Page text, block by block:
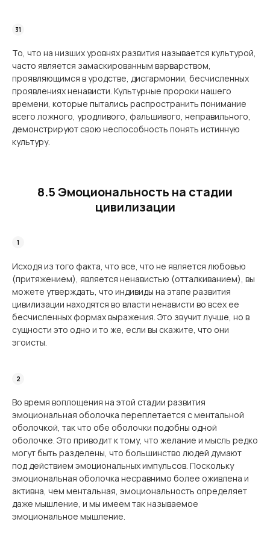
То, что на низших уровнях развития называется культурой,
часто является замаскированным варварством,
проявляющимся в уродстве, дисгармонии, бесчисленных
проявлениях ненависти. Культурные пророки нашего
времени, которые пытались распространить понимание
всего ложного, уродливого, фальшивого, неправильного,
демонстрируют свою неспособность понять истинную
культуру.
8.5 Эмоциональность на стадии
цивилизации
Исходя из того факта, что все, что не является любовью
(притяжением), является ненавистью (отталкиванием), вы
можете утверждать, что индивиды на этапе развития
цивилизации находятся во власти ненависти во всех ее
бесчисленных формах выражения. Это звучит лучше, но в
сущности это одно и то же, если вы скажите, что они
эгоисты.
Во время воплощения на этой стадии развития
эмоциональная оболочка переплетается с ментальной
оболочкой, так что обе оболочки подобны одной
оболочке. Это приводит к тому, что желание и мысль редко
могут быть разделены, что большинство людей думают
под действием эмоциональных импульсов. Поскольку
эмоциональная оболочка несравнимо более оживлена и
активна, чем ментальная, эмоциональность определяет
даже мышление, и мы имеем так называемое
эмоциональное мышление.